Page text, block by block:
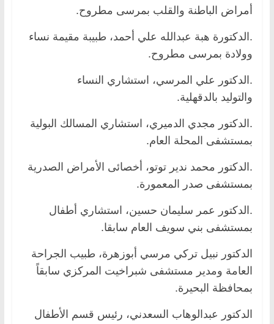
أمراض الباطنة والقلب بمرسى مطروح.
.الدكتورة هبة عبدالله علي أحمد، طبيبة مقيمة نساء
وولادة بمرسى مطروح.
.الدكتور علي المرسي، استشاري النساء
والتوليد بالدقهلية.
.الدكتور مجدي الدميري، استشاري المسالك البولية
بمستشفى المحلة العام.
.الدكتور محمد ندير توتو، أخصائى الأمراض الصدرية
بمستشفى صدر المعمورة.
.الدكتور عمر سليمان حسين، استشاري أطفال
بمستشفى بني سويف العام سابقا.
الدكتور نبيل تركي مرسي أبوزهرة، طبيب الجراحة
العامة ومدير مستشفى شبراخيت المركزي سابقاً
بمحافظة البحيرة.
الدكتور عبدالوهاب السعدني، رئيس قسم الأطفال